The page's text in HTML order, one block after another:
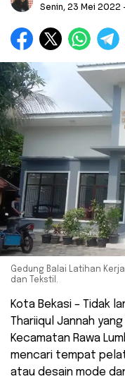
Senin, 23 Mei 2022
Gedung Balai Latihan
dan Tekstil.
Kota Bekasi – Tidak
Thariiqul Jannah
Kecamatan Rawa
mencari tempat
atau desain mode